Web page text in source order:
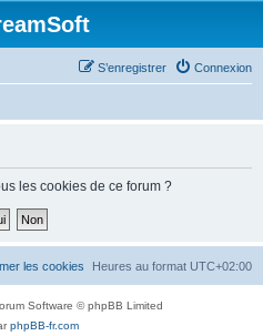
Connexion
S’enregistrer
les cookies de ce forum ?
Heures au format UTC+02:00
les cookies
Software © phpBB Limited
phpBB-fr.com